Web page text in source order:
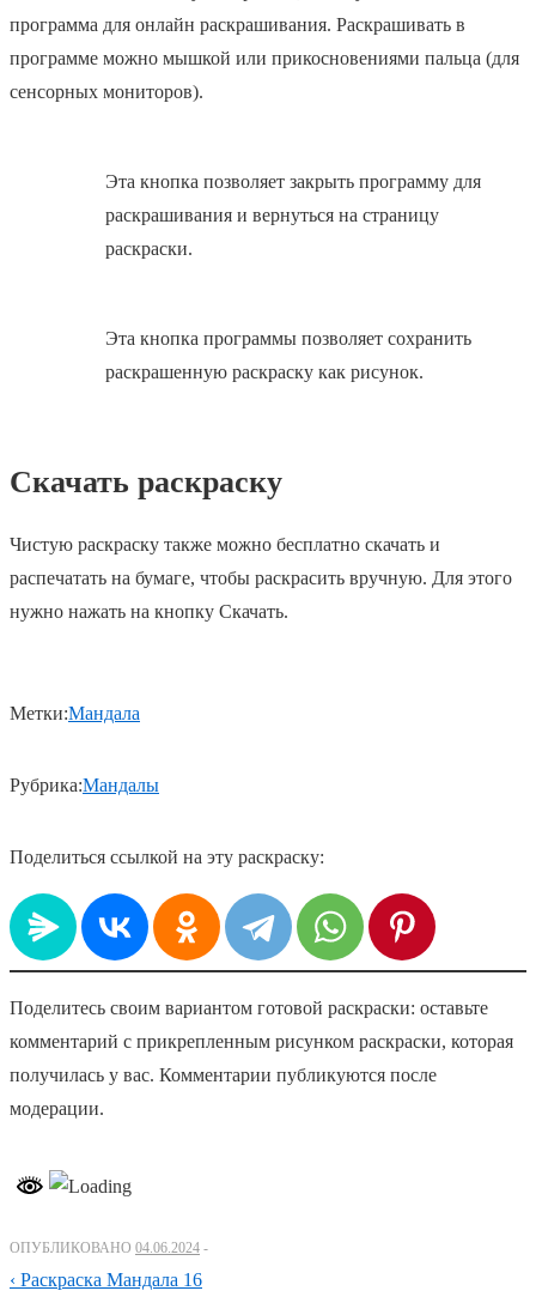
программа для онлайн раскрашивания. Раскрашивать в
программе можно мышкой или прикосновениями пальца (для
сенсорных мониторов).
Эта кнопка позволяет закрыть программу для
раскрашивания и вернуться на страницу
раскраски.
Эта кнопка программы позволяет сохранить
раскрашенную раскраску как рисунок.
Скачать раскраску
Чистую раскраску также можно бесплатно скачать и
распечатать на бумаге, чтобы раскрасить вручную. Для этого
нужно нажать на кнопку Скачать.
Метки:Мандала
Рубрика:Мандалы
Поделиться ссылкой на эту раскраску:
Поделитесь своим вариантом готовой раскраски: оставьте
комментарий с прикрепленным рисунком раскраски, которая
получилась у вас. Комментарии публикуются после
модерации.
ОПУБЛИКОВАНО 04.06.2024
Навигация
Предыдущий
‹ Раскраска Мандала 16